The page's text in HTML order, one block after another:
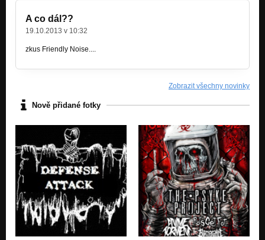
A co dál??
19.10.2013 v 10:32
zkus Friendly Noise....
Zobrazit všechny novinky
Nově přidané fotky